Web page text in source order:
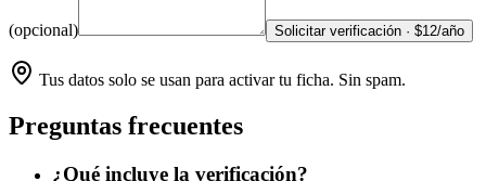
(opcional) Solicitar verificación · $12/año
Tus datos solo se usan para activar tu ficha. Sin spam.
Preguntas frecuentes
¿Qué incluye la verificación?